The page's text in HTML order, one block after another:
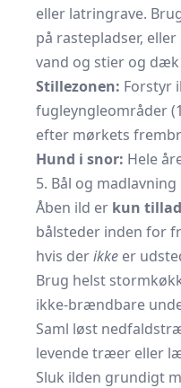
eller latringrave.
på rastepladser,
vand og stier og
Stillezonen: Forstyr
fugleyngleområder
efter mørkets
Hund i snor: Hele
5. Bål og madlavning
Åben ild er kun
bålsteder inden for
hvis derikke er
Brug helst
ikke-brændbare
Saml løst
levende træer eller
Sluk ilden grundigt